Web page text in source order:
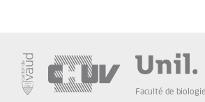
Faculté de